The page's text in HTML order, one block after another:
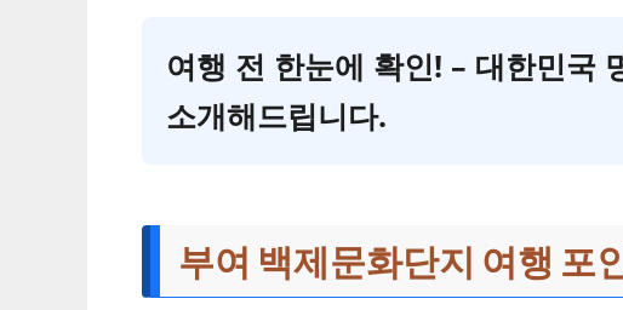
여행 전 한눈에 확인! – 대한민국
소개해드립니다.
부여 백제문화단지 여행 포